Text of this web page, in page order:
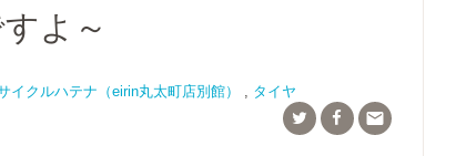
よ～
イクルハテナ（eirin丸太町店別館） , タイヤ
